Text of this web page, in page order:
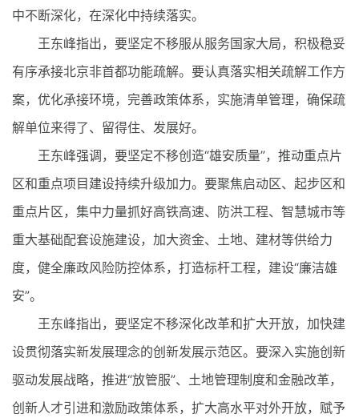
中不断深化，在深化中持续落实。
王东峰指出，要坚定不移服从服务国家大局，积极稳妥
有序承接北京非首都功能疏解。要认真落实相关疏解工作方
案，优化承接环境，完善政策体系，实施清单管理，确保疏
解单位来得了、留得住、发展好。
王东峰强调，要坚定不移创造“雄安质量”，推动重点片
区和重点项目建设持续升级加力。要聚焦启动区、起步区和
重点片区，集中力量抓好高铁高速、防洪工程、智慧城市等
重大基础配套设施建设，加大资金、土地、建材等供给力
度，健全廉政风险防控体系，打造标杆工程，建设“廉洁雄
安”。
王东峰指出，要坚定不移深化改革和扩大开放，加快建
设贯彻落实新发展理念的创新发展示范区。要深入实施创新
驱动发展战略，推进“放管服”、土地管理制度和金融改革，
创新人才引进和激励政策体系，扩大高水平对外开放，赋予